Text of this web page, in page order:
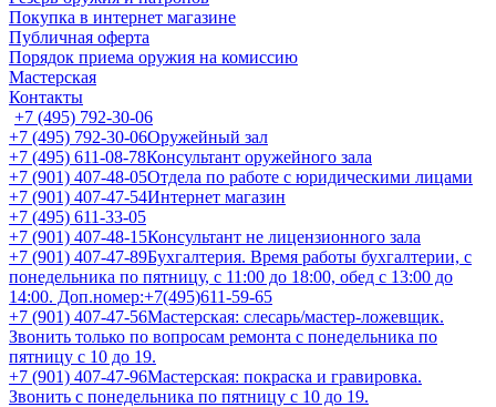
Покупка в интернет магазине
Публичная оферта
Порядок приема оружия на комиссию
Мастерская
Контакты
+7 (495) 792-30-06
+7 (495) 792-30-06Оружейный зал
+7 (495) 611-08-78Консультант оружейного зала
+7 (901) 407-48-05Отдела по работе с юридическими лицами
+7 (901) 407-47-54Интернет магазин
+7 (495) 611-33-05
+7 (901) 407-48-15Консультант не лицензионного зала
+7 (901) 407-47-89Бухгалтерия. Время работы бухгалтерии, с
понедельника по пятницу, с 11:00 до 18:00, обед с 13:00 до
14:00. Доп.номер:+7(495)611-59-65
+7 (901) 407-47-56Мастерская: слесарь/мастер-ложевщик.
Звонить только по вопросам ремонта с понедельника по
пятницу с 10 до 19.
+7 (901) 407-47-96Мастерская: покраска и гравировка.
Звонить с понедельника по пятницу с 10 до 19.